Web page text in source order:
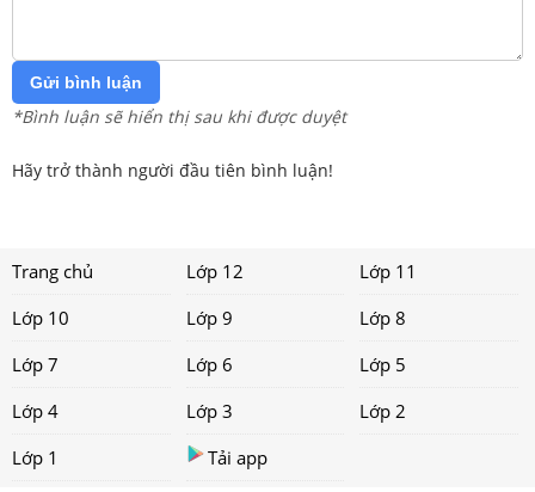
Gửi bình luận
*Bình luận sẽ hiển thị sau khi được duyệt
Hãy trở thành người đầu tiên bình luận!
Trang chủ Lớp 12
Lớp 11
Lớp 10
Lớp 9
Lớp 8
Lớp 7
Lớp 6
Lớp 5
Lớp 4
Lớp 3
Lớp 2
Lớp 1
Tải app